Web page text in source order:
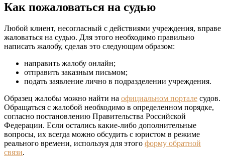
Как пожаловаться на судью
Любой клиент, несогласный с действиями учреждения, вправе
жаловаться на судью. Для этого необходимо правильно
написать жалобу, сделав это следующим образом:
направить жалобу онлайн;
отправить заказным письмом;
подать заявление лично в подразделении учреждения.
Образец жалобы можно найти на официальном портале судов.
Обращаться с жалобой необходимо в определенном порядке,
согласно постановлению Правительства Российской
Федерации. Если остались какие-либо дополнительные
вопросы, их всегда можно обсудить с юристом в режиме
реального времени, используя для этого форму обратной
связи.